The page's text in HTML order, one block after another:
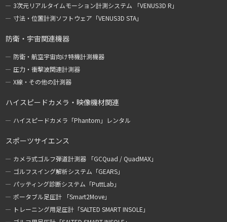
3次元リアルタイムモーション計測システム 「VENUS3D R」
寸法・位置計測ソフトウェア「VENUS3D STA」
防衛・宇宙関連機器
防衛・航空宇宙向け特機計測機器
圧力・衝撃波関連計測器
X線・その他の計測器
ハイスピードカメラ・映像機材関連
ハイスピードカメラ「Phantom」レンタル
スポーツサイエンス
カメラ式ゴルフ弾道計測器 「GCQuad / QuadMAX」
ゴルフスイング解析システム「GEARS」
パッティング診断システム「PuttLab」
ポータブル足圧計 「Smart2Move」
トレーニング用足圧計「SALTED SMART INSOLE」